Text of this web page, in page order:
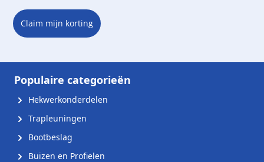
Claim mijn korting
Populaire categorieën
Hekwerkonderdelen
Trapleuningen
Bootbeslag
Buizen en Profielen